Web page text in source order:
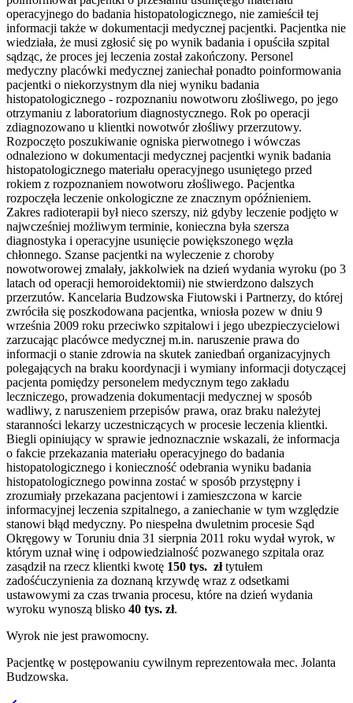
operacyjnego do badania histopatologicznego, nie zamieścił tej
informacji także w dokumentacji medycznej pacjentki. Pacjentka nie
wiedziała, że musi zgłosić się po wynik badania i opuściła szpital
sądząc, że proces jej leczenia został zakończony. Personel
medyczny placówki medycznej zaniechał ponadto poinformowania
pacjentki o niekorzystnym dla niej wyniku badania
histopatologicznego - rozpoznaniu nowotworu złośliwego, po jego
otrzymaniu z laboratorium diagnostycznego. Rok po operacji
zdiagnozowano u klientki nowotwór złośliwy przerzutowy.
Rozpoczęto poszukiwanie ogniska pierwotnego i wówczas
odnaleziono w dokumentacji medycznej pacjentki wynik badania
histopatologicznego materiału operacyjnego usuniętego przed
rokiem z rozpoznaniem nowotworu złośliwego. Pacjentka
rozpoczęła leczenie onkologiczne ze znacznym opóźnieniem.
Zakres radioterapii był nieco szerszy, niż gdyby leczenie podjęto w
najwcześniej możliwym terminie, konieczna była szersza
diagnostyka i operacyjne usunięcie powiększonego węzła
chłonnego. Szanse pacjentki na wyleczenie z choroby
nowotworowej zmalały, jakkolwiek na dzień wydania wyroku (po 3
latach od operacji hemoroidektomii) nie stwierdzono dalszych
przerzutów. Kancelaria Budzowska Fiutowski i Partnerzy, do której
zwróciła się poszkodowana pacjentka, wniosła pozew w dniu 9
września 2009 roku przeciwko szpitalowi i jego ubezpieczycielowi
zarzucając placówce medycznej m.in. naruszenie prawa do
informacji o stanie zdrowia na skutek zaniedbań organizacyjnych
polegających na braku koordynacji i wymiany informacji dotyczącej
pacjenta pomiędzy personelem medycznym tego zakładu
leczniczego, prowadzenia dokumentacji medycznej w sposób
wadliwy, z naruszeniem przepisów prawa, oraz braku należytej
staranności lekarzy uczestniczących w procesie leczenia klientki.
Biegli opiniujący w sprawie jednoznacznie wskazali, że informacja
o fakcie przekazania materiału operacyjnego do badania
histopatologicznego i konieczność odebrania wyniku badania
histopatologicznego powinna zostać w sposób przystępny i
zrozumiały przekazana pacjentowi i zamieszczona w karcie
informacyjnej leczenia szpitalnego, a zaniechanie w tym względzie
stanowi błąd medyczny. Po niespełna dwuletnim procesie Sąd
Okręgowy w Toruniu dnia 31 sierpnia 2011 roku wydał wyrok, w
którym uznał winę i odpowiedzialność pozwanego szpitala oraz
zasądził na rzecz klientki kwotę 150 tys. złtytułem
zadośćuczynienia za doznaną krzywdę wraz z odsetkami
ustawowymi za czas trwania procesu, które na dzień wydania
wyroku wynoszą blisko 40 tys. zł.
Wyrok nie jest prawomocny.
Pacjentkę w postępowaniu cywilnym reprezentowała mec. Jolanta
Budzowska.